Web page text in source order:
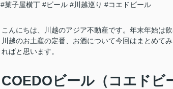
#菓子屋横丁 #ビール #川越巡り #コエドビール
こんにちは、川越のアジア不動産です。年末年始は
川越のお土産の定番、お酒について今回はまとめて
ればと思います。
COEDOビール（コエドビ